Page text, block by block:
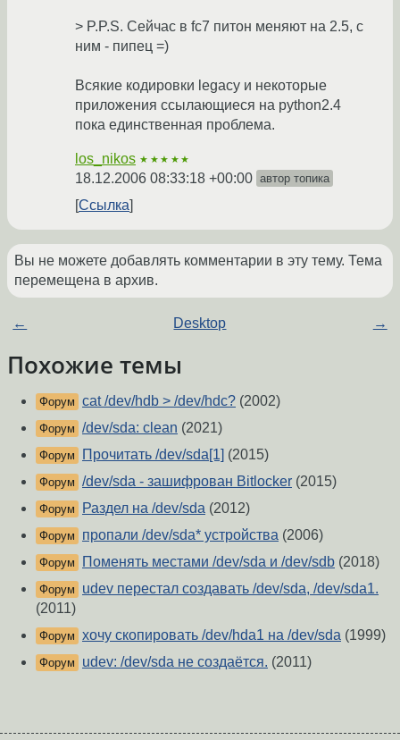
> P.P.S. Сейчас в fc7 питон меняют на 2.5, с
ним - пипец =)
Всякие кодировки legacy и некоторые
приложения ссылающиеся на python2.4
пока единственная проблема.
los_nikos ★★★★★
18.12.2006 08:33:18 +00:00 автор топика
Ссылка
Вы не можете добавлять комментарии в эту тему. Тема
перемещена в архив.
← Desktop →
Похожие темы
Форум cat /dev/hdb > /dev/hdc? (2002)
Форум /dev/sda: clean (2021)
Форум Прочитать /dev/sda[1] (2015)
Форум /dev/sda - зашифрован Bitlocker (2015)
Форум Раздел на /dev/sda (2012)
Форум пропали /dev/sda* устройства (2006)
Форум Поменять местами /dev/sda и /dev/sdb (2018)
Форум
udev перестал создавать /dev/sda, /dev/sda1.
(2011)
Форум хочу скопировать /dev/hda1 на /dev/sda (1999)
Форум udev: /dev/sda не создаётся. (2011)